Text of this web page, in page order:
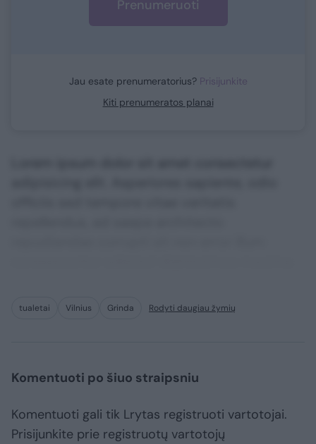
Prenumeruoti
Jau esate prenumeratorius? Prisijunkite
Kiti prenumeratos planai
tualetai Vilnius Grinda Rodyti daugiau žymių
Komentuoti po šiuo straipsniu
Komentuoti gali tik Lrytas registruoti vartotojai.
Prisijunkite prie registruotų vartotojų